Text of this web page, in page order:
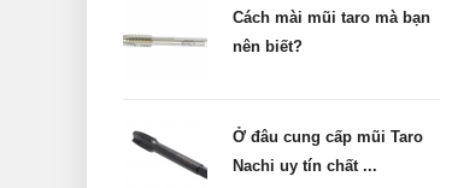
Cách mài mũi taro mà bạn
nên biết?
Ở đâu cung cấp mũi Taro
Nachi uy tín chất ...